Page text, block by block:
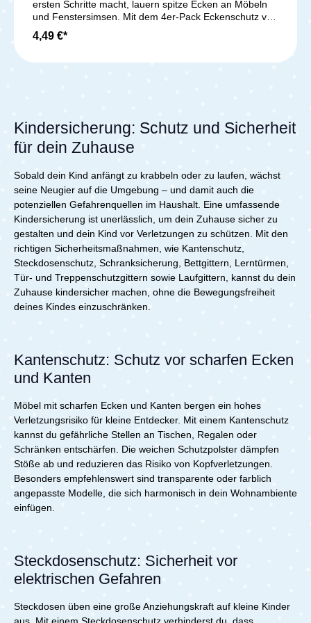
ersten Schritte macht, lauern spitze Ecken an Möbeln
und Fenstersimsen. Mit dem 4er-Pack Eckenschutz von
reer kannst Du Dein Kind effektiv vor Verletzungen
schützen. Der Rundum-Schutz umschließt jede Ecke
hochwertige, geprüfte Material ist robust, bissfest, PVC-
frei und unbedenklich, selbst wenn Dein Kind daran
leckt.Dank durchsichtigem Design fügt sich der
Die Montage ist kinderleicht: Oberfläche reinigen,
Klebefolie abziehen, anpressen – fertig. Bei Bedarf lässt
sich der Schutz rückstandslos wieder entfernen.
Sicherheit für Dein Kind war noch nie so einfach und
stilvoll.Lieferumfang:1x Reer Eckenschutz - 4 Stück
4,49 €*
Kindersicherung: Schutz und Sicherheit
für dein Zuhause
Sobald dein Kind anfängt zu krabbeln oder zu laufen, wächst
seine Neugier auf die Umgebung – und damit auch die
potenziellen Gefahrenquellen im Haushalt. Eine umfassende
Kindersicherung ist unerlässlich, um dein Zuhause sicher zu
gestalten und dein Kind vor Verletzungen zu schützen. Mit den
richtigen Sicherheitsmaßnahmen, wie Kantenschutz,
Steckdosenschutz, Schranksicherung, Bettgittern, Lerntürmen,
Tür- und Treppenschutzgittern sowie Laufgittern, kannst du dein
Zuhause kindersicher machen, ohne die Bewegungsfreiheit
deines Kindes einzuschränken.
Kantenschutz: Schutz vor scharfen Ecken
und Kanten
Möbel mit scharfen Ecken und Kanten bergen ein hohes
Verletzungsrisiko für kleine Entdecker. Mit einem Kantenschutz
kannst du gefährliche Stellen an Tischen, Regalen oder
Schränken entschärfen. Die weichen Schutzpolster dämpfen
Stöße ab und reduzieren das Risiko von Kopfverletzungen.
Besonders empfehlenswert sind transparente oder farblich
angepasste Modelle, die sich harmonisch in dein Wohnambiente
einfügen.
Steckdosenschutz: Sicherheit vor
elektrischen Gefahren
Steckdosen üben eine große Anziehungskraft auf kleine Kinder